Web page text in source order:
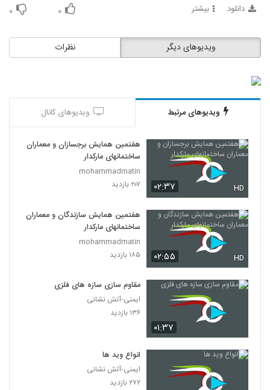
دانلود بیشتر ۰ ۰
نظرات ویدیوهای دیگر
ویدیوهای مرتبط ویدیوهای کانال
۰۲:۳۷ HD
هفتمین همایش برجسازان و معماران
ساختمانهای مارکدار
mohammadmatin
۲۰۷ بازدید
۰۲:۵۵ HD
هفتمین همایش سازندگان و معماران
ساختمانهای مارکدار
mohammadmatin
۱۸۵ بازدید
۰۱:۳۷
مقاوم سازی سازه های فلزی
ایمنی-آتش نشانی
۱۳۶ بازدید
انواع وید ها
ایمنی-آتش نشانی
۲۷۲ بازدید